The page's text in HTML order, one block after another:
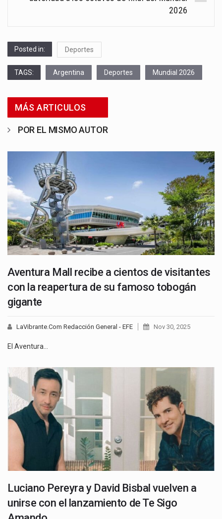
2026
Posted in: Deportes
TAGS: Argentina Deportes Mundial 2026
MÁS ARTICULOS
POR EL MISMO AUTOR
Aventura Mall recibe a cientos de visitantes
con la reapertura de su famoso tobogán
gigante
LaVibrante.Com Redacción General - EFE Nov 30, 2025
El Aventura…
Luciano Pereyra y David Bisbal vuelven a
unirse con el lanzamiento de Te Sigo